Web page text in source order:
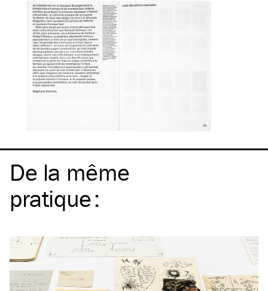
De la même
pratique: